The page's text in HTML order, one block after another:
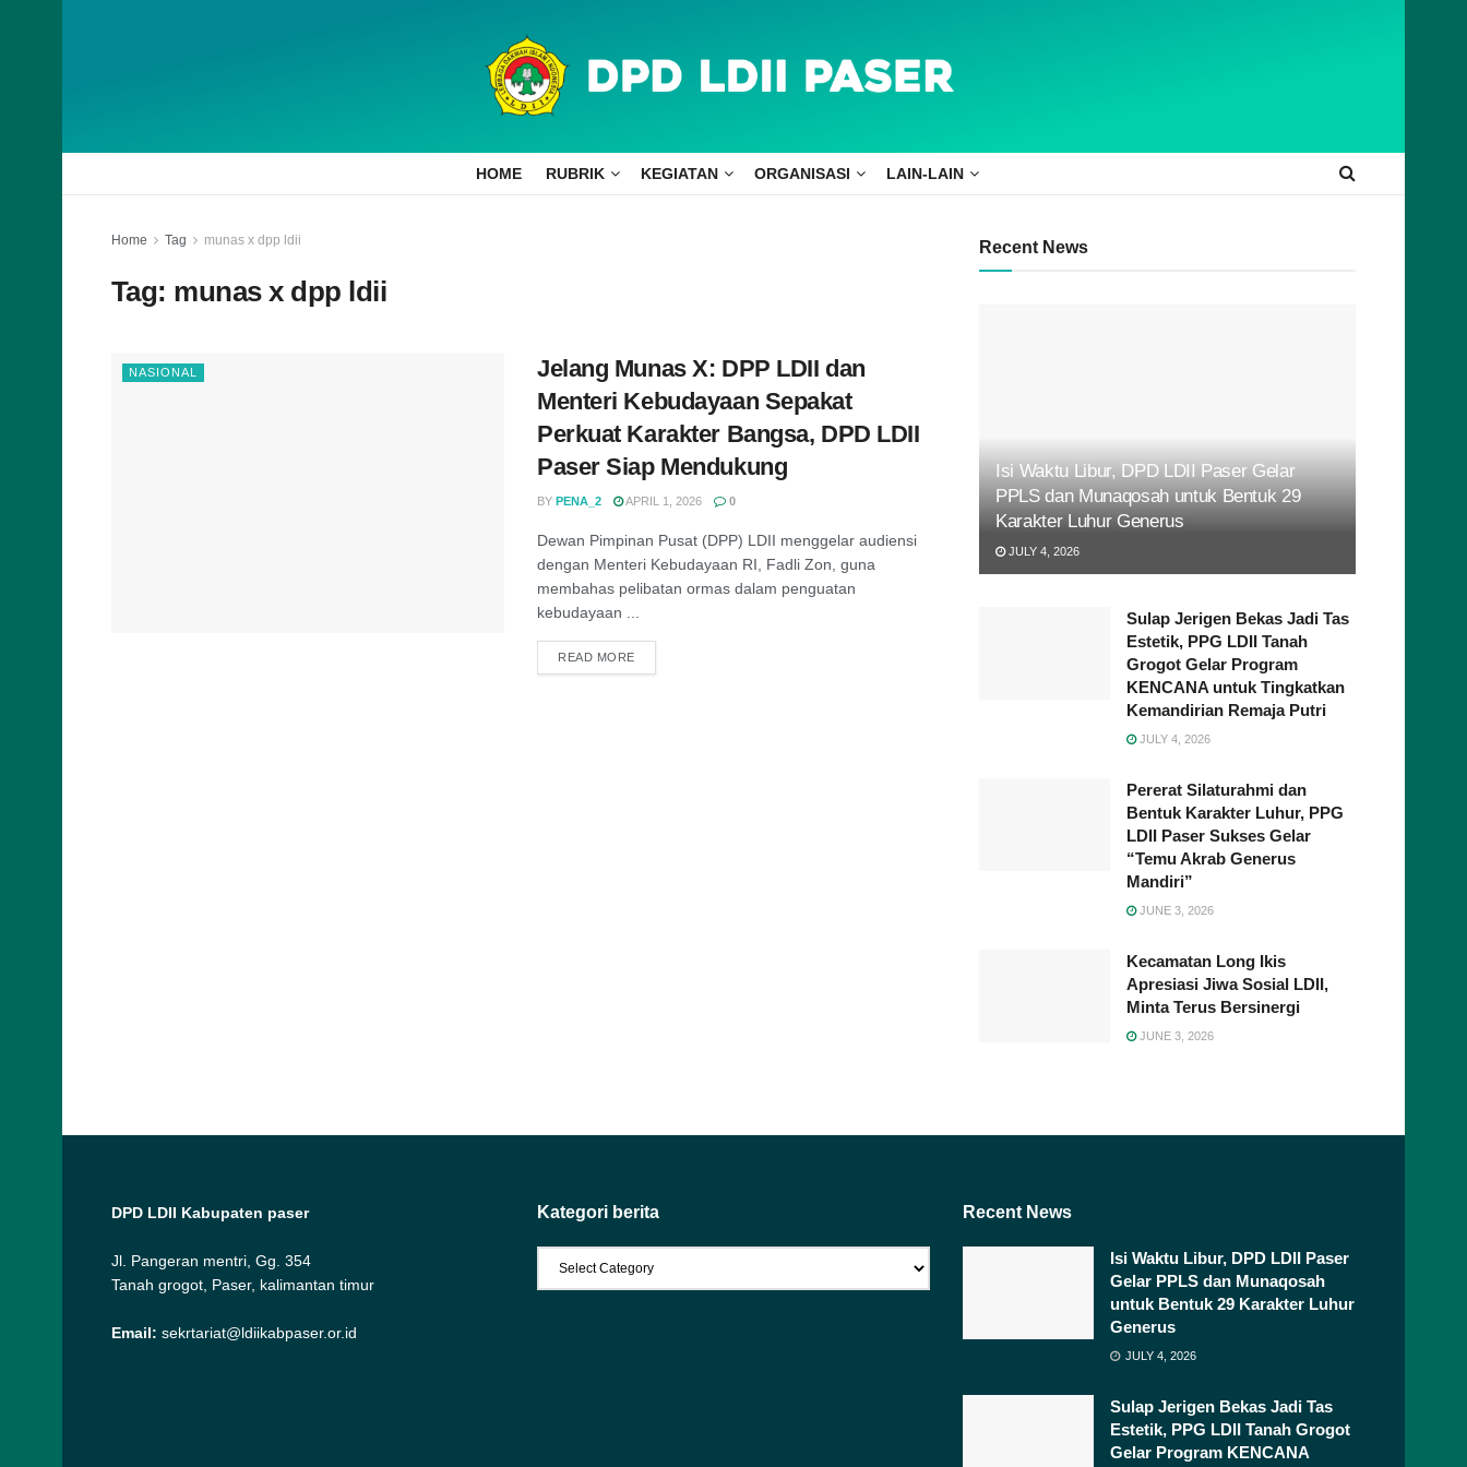
HOME RUBRIK KEGIATAN ORGANISASI LAIN-LAIN
Home Tag munas x dpp ldii
Tag: munas x dpp ldii
NASIONAL
Jelang Munas X: DPP LDII dan
Menteri Kebudayaan Sepakat
Perkuat Karakter Bangsa, DPD LDII
Paser Siap Mendukung
BY PENA_2 APRIL 1, 2026 0
Dewan Pimpinan Pusat (DPP) LDII menggelar audiensi
dengan Menteri Kebudayaan RI, Fadli Zon, guna
membahas pelibatan ormas dalam penguatan
kebudayaan ...
READ MOREDETAILS
Recent News
Isi Waktu Libur, DPD LDII Paser Gelar
PPLS dan Munaqosah untuk Bentuk 29
Karakter Luhur Generus
JULY 4, 2026
Sulap Jerigen Bekas Jadi Tas
Estetik, PPG LDII Tanah
Grogot Gelar Program
KENCANA untuk Tingkatkan
Kemandirian Remaja Putri
JULY 4, 2026
Pererat Silaturahmi dan
Bentuk Karakter Luhur, PPG
LDII Paser Sukses Gelar
“Temu Akrab Generus
Mandiri”
JUNE 3, 2026
Kecamatan Long Ikis
Apresiasi Jiwa Sosial LDII,
Minta Terus Bersinergi
JUNE 3, 2026
DPD LDII Kabupaten paser
Jl. Pangeran mentri, Gg. 354
Tanah grogot, Paser, kalimantan timur
Email: sekrtariat@ldiikabpaser.or.id
Kategori berita Recent News
Isi Waktu Libur, DPD LDII Paser
Gelar PPLS dan Munaqosah
untuk Bentuk 29 Karakter Luhur
Generus
JULY 4, 2026
Sulap Jerigen Bekas Jadi Tas
Estetik, PPG LDII Tanah Grogot
Gelar Program KENCANA